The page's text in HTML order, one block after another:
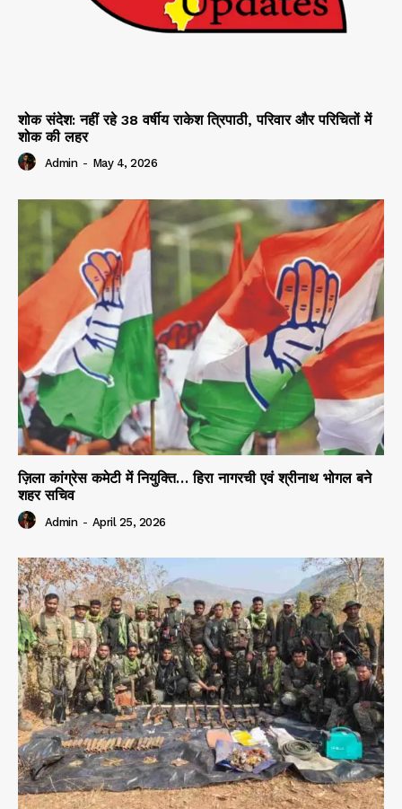
शोक संदेश: नहीं रहे 38 वर्षीय राकेश त्रिपाठी, परिवार और परिचितों में
शोक की लहर
Admin - May 4, 2026
ज़िला कांग्रेस कमेटी में नियुक्ति… हिरा नागरची एवं श्रीनाथ भोगल बने
शहर सचिव
Admin - April 25, 2026